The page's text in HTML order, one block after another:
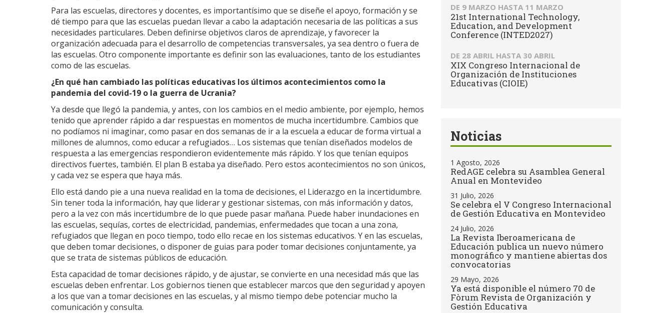
Para las escuelas, directores y docentes, es importantísimo que se diseñe el apoyo, formación y se
dé tiempo para que las escuelas puedan llevar a cabo la adaptación necesaria de las políticas a sus
necesidades particulares. Deben definirse objetivos claros de aprendizaje, y favorecer la
organización adecuada para el desarrollo de competencias transversales, ya sea dentro o fuera de
las escuelas. Otro componente importante es definir son las evaluaciones, tanto de los estudiantes
como de las escuelas.
¿En qué han cambiado las políticas educativas los últimos acontecimientos como la
pandemia del covid-19 o la guerra de Ucrania?
Ya desde que llegó la pandemia, y antes, con los cambios en el medio ambiente, por ejemplo, hemos
tenido que aprender rápido a dar respuestas en momentos de mucha incertidumbre. Cambios que
no podíamos ni imaginar, como pasar en dos semanas de ir a la escuela a educar de forma virtual a
millones de alumnos, como educar a refugiados… Los sistemas que tenían diseñados modelos de
respuesta a las emergencias respondieron evidentemente más rápido. Y los que tenían equipos
directivos fuertes, también. El plan B estaba ya diseñado. Pero estos acontecimientos no son únicos,
y cada vez se espera que haya más.
Ello está dando pie a una nueva realidad en la toma de decisiones, el Liderazgo en la incertidumbre.
Sin tener toda la información, hay que liderar y gestionar sistemas, con más información y datos,
pero a la vez con más incertidumbre de lo que puede pasar mañana. Puede haber inundaciones en
las escuelas, sequías, cortes de electricidad, pandemias, enfermedades que tocan a una zona,
refugiados que llegan en poco tiempo, todo ello recae en los sistemas educativos. Y en las escuelas,
que deben tomar decisiones, o disponer de guias para poder tomar decisiones conjuntamente, ya
que se trata de sistemas públicos de educación.
Esta capacidad de tomar decisiones rápido, y de ajustar, se convierte en una necesidad más que las
escuelas deben enfrentar. Los gobiernos tienen que establecer marcos que den seguridad y apoyen
a los que van a tomar decisiones en las escuelas, y al mismo tiempo debe potenciar mucho la
comunicación y consulta.
DE 9 MARZO HASTA 11 MARZO
21st International Technology,
Education, and Development
Conference (INTED2027)
DE 28 ABRIL HASTA 30 ABRIL
XIX Congreso Internacional de
Organización de Instituciones
Educativas (CIOIE)
Noticias
1 Agosto, 2026
RedAGE celebra su Asamblea General
Anual en Montevideo
31 Julio, 2026
Se celebra el V Congreso Internacional
de Gestión Educativa en Montevideo
24 Julio, 2026
La Revista Iberoamericana de
Educación publica un nuevo número
monográfico y mantiene abiertas dos
convocatorias
29 Mayo, 2026
Ya está disponible el número 70 de
Fòrum Revista de Organización y
Gestión Educativa